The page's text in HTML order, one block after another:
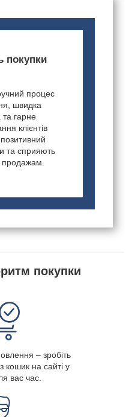
покупки
процес
швидка
та гарне
клієнтів
та сприяють
продажам.
покупки
– зробіть
кошик на сайті у
вас час.